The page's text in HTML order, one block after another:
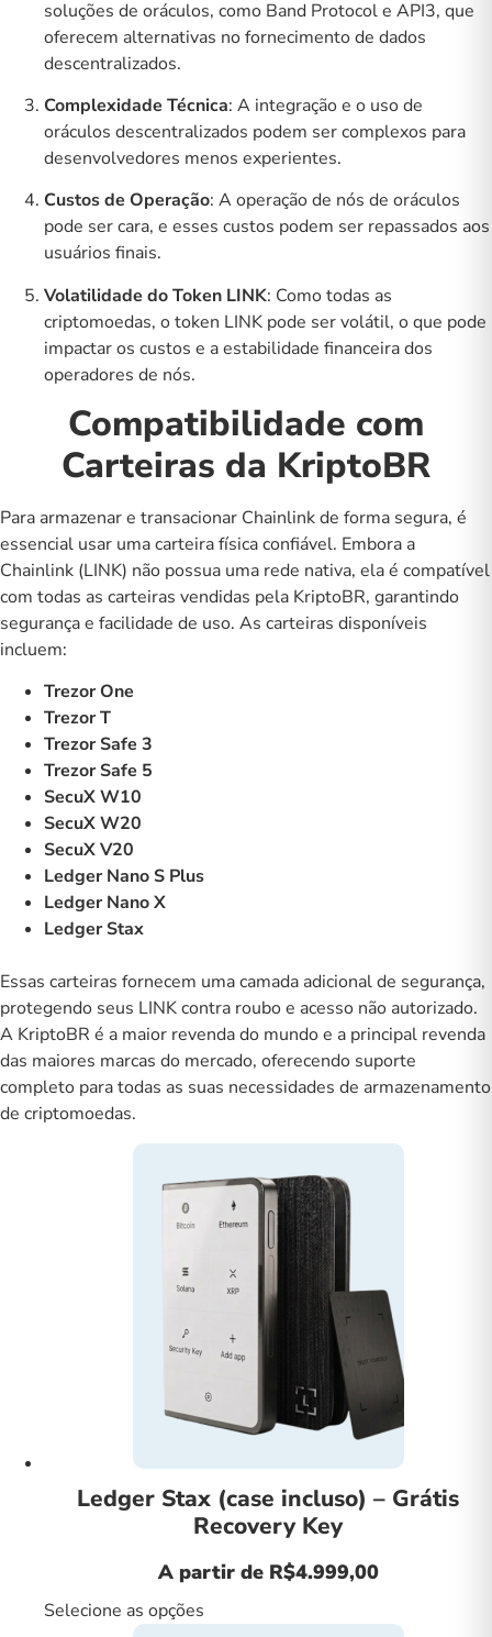
soluções de oráculos, como Band Protocol e API3, que
oferecem alternativas no fornecimento de dados
descentralizados.
Complexidade Técnica: A integração e o uso de
oráculos descentralizados podem ser complexos para
desenvolvedores menos experientes.
Custos de Operação: A operação de nós de oráculos
pode ser cara, e esses custos podem ser repassados aos
usuários finais.
Volatilidade do Token LINK: Como todas as
criptomoedas, o token LINK pode ser volátil, o que pode
impactar os custos e a estabilidade financeira dos
operadores de nós.
Compatibilidade com
Carteiras da KriptoBR
Para armazenar e transacionar Chainlink de forma segura, é
essencial usar uma carteira física confiável. Embora a
Chainlink (LINK) não possua uma rede nativa, ela é compatível
com todas as carteiras vendidas pela KriptoBR, garantindo
segurança e facilidade de uso. As carteiras disponíveis
incluem:
Trezor One
Trezor T
Trezor Safe 3
Trezor Safe 5
SecuX W10
SecuX W20
SecuX V20
Ledger Nano S Plus
Ledger Nano X
Ledger Stax
Essas carteiras fornecem uma camada adicional de segurança,
protegendo seus LINK contra roubo e acesso não autorizado.
A KriptoBR é a maior revenda do mundo e a principal revenda
das maiores marcas do mercado, oferecendo suporte
completo para todas as suas necessidades de armazenamento
de criptomoedas.
Ledger Stax (case incluso) – Grátis
Recovery Key
A partir de R$4.999,00
Selecione as opções